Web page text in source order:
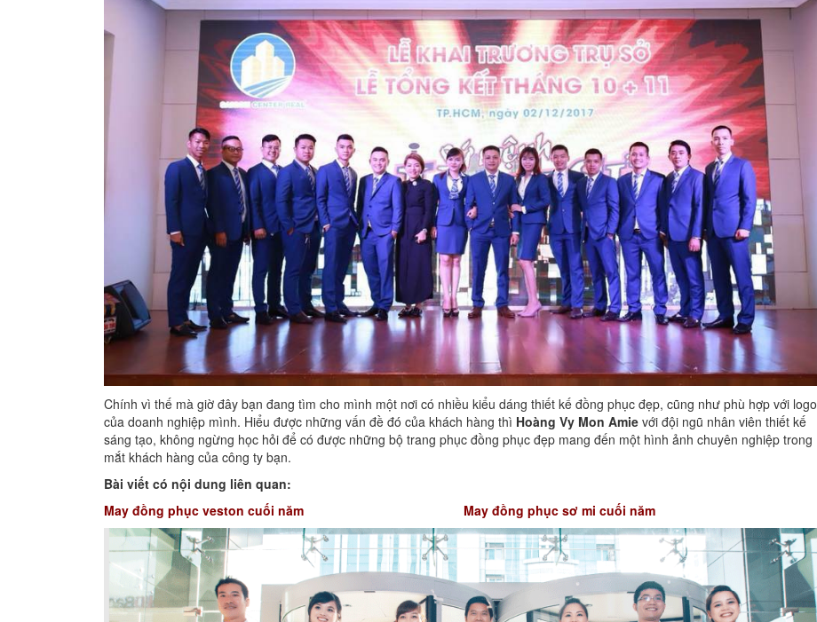
Chính vì thế mà giờ đây bạn đang tìm cho mình một nơi có nhiều kiểu dáng thiết kế đồng phục đẹp, cũng như phù hợp với logo
của doanh nghiệp mình. Hiểu được những vấn đề đó của khách hàng thì Hoàng Vy Mon Amie với đội ngũ nhân viên thiết kế
sáng tạo, không ngừng học hỏi để có được những bộ trang phục đồng phục đẹp mang đến một hình ảnh chuyên nghiệp trong
mắt khách hàng của công ty bạn.
Bài viết có nội dung liên quan:
May đồng phục veston cuối năm
May đồng phục sơ mi cuối năm